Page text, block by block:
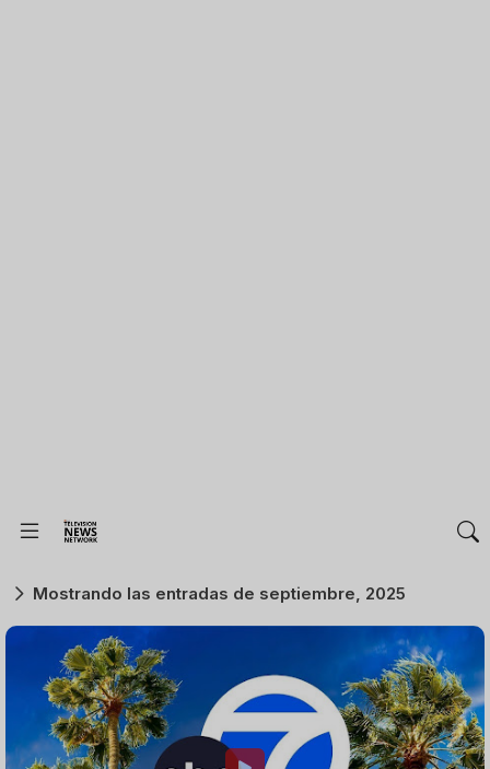
Mostrando las entradas de septiembre, 2025